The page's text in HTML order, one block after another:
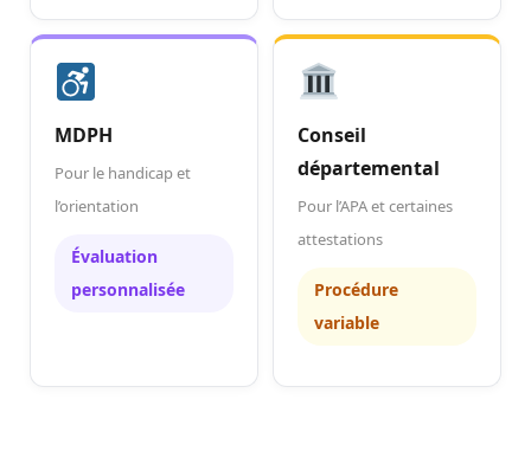
MDPH
Pour le handicap et
l’orientation
Évaluation
personnalisée
Conseil
départemental
Pour l’APA et certaines
attestations
Procédure
variable